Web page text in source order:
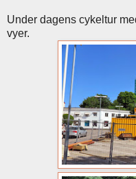
Under dagens cykeltur
vyer.